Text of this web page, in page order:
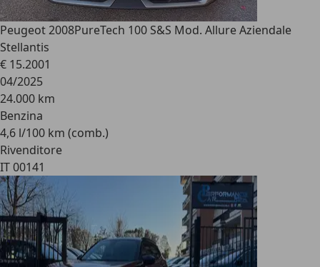
Peugeot 2008PureTech 100 S&S Mod. Allure Aziendale
Stellantis
€ 15.2001
04/2025
24.000 km
Benzina
4,6 l/100 km (comb.)
Rivenditore
IT 00141